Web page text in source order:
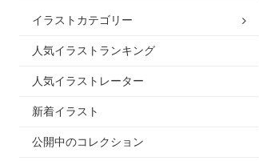
イラストカテゴリー
人気イラストランキング
人気イラストレーター
新着イラスト
公開中のコレクション